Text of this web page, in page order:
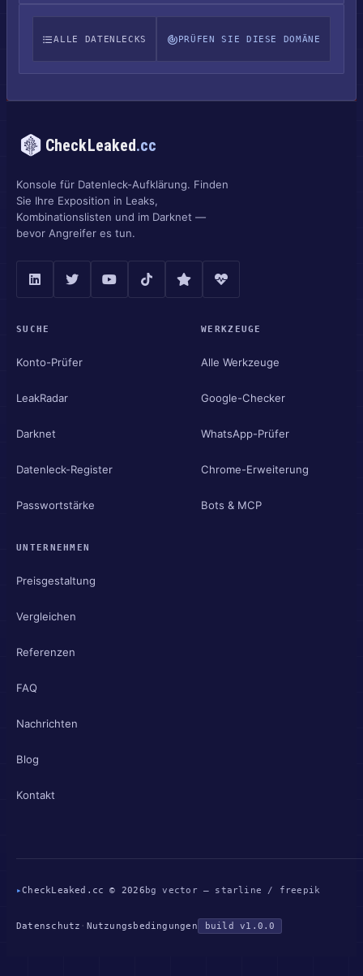
ALLE DATENLECKS PRÜFEN SIE DIESE DOMÄNE
CheckLeaked.cc
Konsole für Datenleck-Aufklärung. Finden
Sie Ihre Exposition in Leaks,
Kombinationslisten und im Darknet —
bevor Angreifer es tun.
SUCHE
Konto-Prüfer
LeakRadar
Darknet
Datenleck-Register
Passwortstärke
WERKZEUGE
Alle Werkzeuge
Google-Checker
WhatsApp-Prüfer
Chrome-Erweiterung
Bots & MCP
UNTERNEHMEN
Preisgestaltung
Vergleichen
Referenzen
FAQ
Nachrichten
Blog
Kontakt
▸CheckLeaked.cc © 2026 bg vector — starline / freepik
Datenschutz · Nutzungsbedingungen build v1.0.0